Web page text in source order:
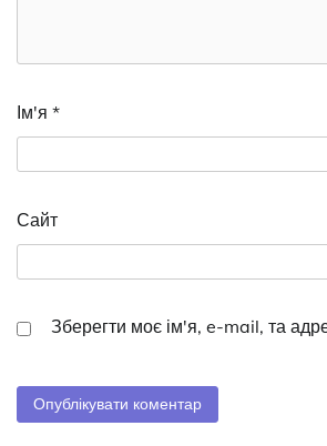
Ім'я *
Сайт
Зберегти моє ім'я, e-mail, та